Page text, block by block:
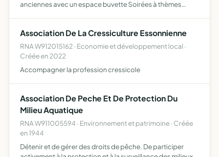
anciennes avec un espace buvette Soirées à thèmes
que des tour…
Association De La Cressiculture Essonnienne
RNA W912015162 · Economie et développement local ·
Créée en 2022
Accompagner la profession cressicole
Association De Peche Et De Protection Du
Milieu Aquatique
RNA W911005594 · Environnement et patrimoine · Créée
en 1944
Détenir et de gérer des droits de pêche. De participer